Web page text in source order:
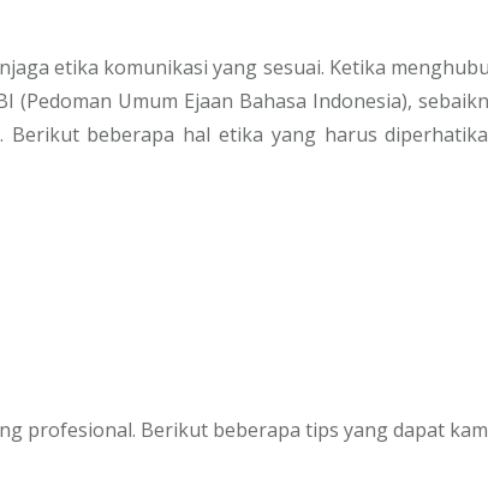
etika komunikasi yang sesuai. Ketika
Umum Ejaan Bahasa Indonesia),
beberapa hal etika yang harus
profesional. Berikut beberapa tips yang dapat